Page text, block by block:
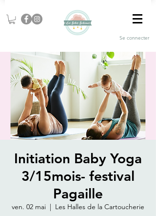
Se connecter
Initiation Baby Yoga
3/15mois- festival
Pagaille
ven. 02 mai
  |
Les Halles de la Cartoucherie